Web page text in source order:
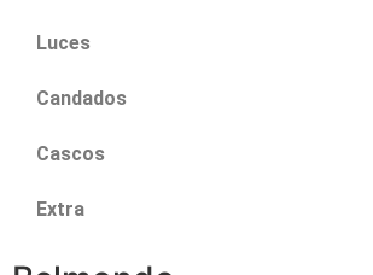
Luces
Candados
Cascos
Extra